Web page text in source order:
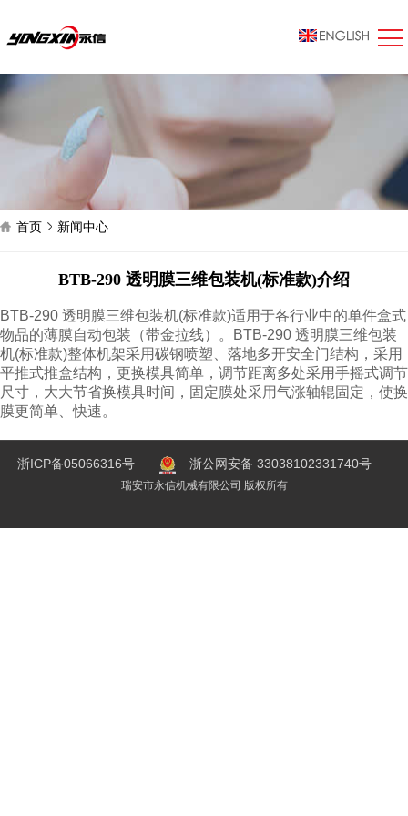
首页 新闻中心
BTB-290 透明膜三维包装机(标准款)介绍
BTB-290 透明膜三维包装机(标准款)适用于各行业中的单件盒式
物品的薄膜自动包装（带金拉线）。BTB-290 透明膜三维包装
机(标准款)整体机架采用碳钢喷塑、落地多开安全门结构，采用
平推式推盒结构，更换模具简单，调节距离多处采用手摇式调节
尺寸，大大节省换模具时间，固定膜处采用气涨轴辊固定，使换
膜更简单、快速。
浙ICP备05066316号 浙公网安备 33038102331740号
瑞安市永信机械有限公司 版权所有